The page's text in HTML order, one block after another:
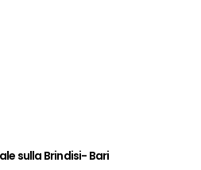
sulla Brindisi- Bari